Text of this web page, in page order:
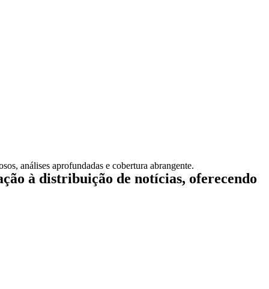
análises aprofundadas e cobertura abrangente.
à distribuição de notícias, oferecendo